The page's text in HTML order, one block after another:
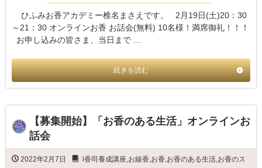
ひふみお香アカデミー椎名まさえです。 2月19日(土)20：30
～21：30 オンラインお香 お話会(無料) 10名様！満席御礼！！！
お申し込みの皆さま、当日まで …
続きを読む
【募集開始】「お香のある生活」オンラインお
話会
2022年2月7日 l香司養成講座 お線香 お香 お香のある生活 お香のス